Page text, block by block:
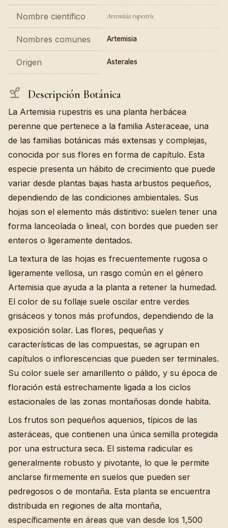
Nombre científico Artemisia rupestris
Nombres comunes Artemisia
Origen Asterales
Descripción Botánica
La Artemisia rupestris es una planta herbácea
perenne que pertenece a la familia Asteraceae, una
de las familias botánicas más extensas y complejas,
conocida por sus flores en forma de capítulo. Esta
especie presenta un hábito de crecimiento que puede
variar desde plantas bajas hasta arbustos pequeños,
dependiendo de las condiciones ambientales. Sus
hojas son el elemento más distintivo: suelen tener una
forma lanceolada o lineal, con bordes que pueden ser
enteros o ligeramente dentados.
La textura de las hojas es frecuentemente rugosa o
ligeramente vellosa, un rasgo común en el género
Artemisia que ayuda a la planta a retener la humedad.
El color de su follaje suele oscilar entre verdes
grisáceos y tonos más profundos, dependiendo de la
exposición solar. Las flores, pequeñas y
características de las compuestas, se agrupan en
capítulos o inflorescencias que pueden ser terminales.
Su color suele ser amarillento o pálido, y su época de
floración está estrechamente ligada a los ciclos
estacionales de las zonas montañosas donde habita.
Los frutos son pequeños aquenios, típicos de las
asteráceas, que contienen una única semilla protegida
por una estructura seca. El sistema radicular es
generalmente robusto y pivotante, lo que le permite
anclarse firmemente en suelos que pueden ser
pedregosos o de montaña. Esta planta se encuentra
distribuida en regiones de alta montaña,
específicamente en áreas que van desde los 1,500